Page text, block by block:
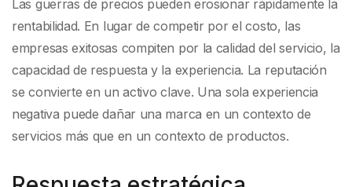
Las guerras de precios pueden erosionar rápidamente la
rentabilidad. En lugar de competir por el costo, las
empresas exitosas compiten por la calidad del servicio, la
capacidad de respuesta y la experiencia. La reputación
se convierte en un activo clave. Una sola experiencia
negativa puede dañar una marca en un contexto de
servicios más que en un contexto de productos.